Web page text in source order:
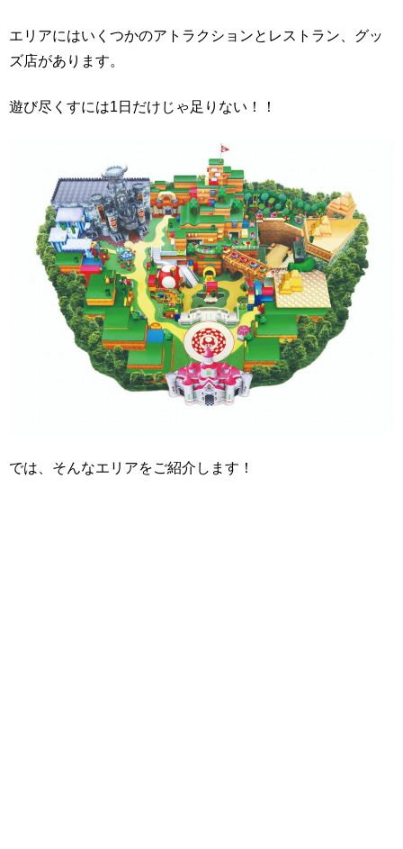
エリアにはいくつかのアトラクションとレストラン、グッ
ズ店があります。
遊び尽くすには1日だけじゃ足りない！！
では、そんなエリアをご紹介します！